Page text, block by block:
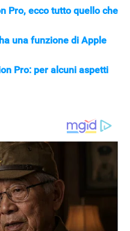
Pro, ecco tutto quello che
una funzione di Apple
Pro: per alcuni aspetti